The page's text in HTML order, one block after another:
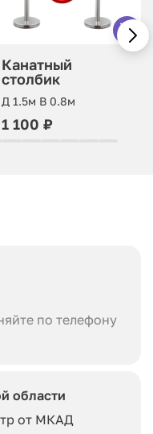
Канатный
столбик
Д 1.5м В 0.8м
1 100 ₽
по телефону
области
от МКАД